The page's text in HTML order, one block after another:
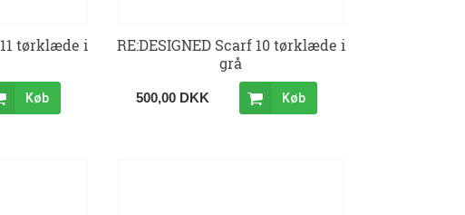
11 tørklæde i
Køb
RE:DESIGNED Scarf 10 tørklæde i
grå
500,00 DKK Køb